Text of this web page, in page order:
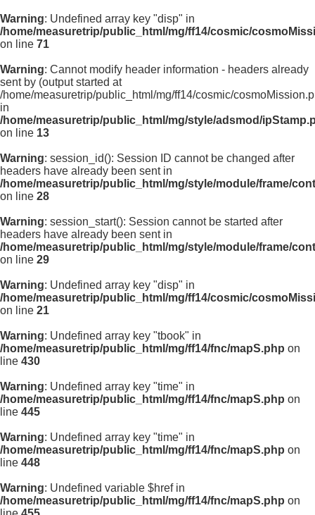
Warning: Undefined array key "disp" in
/home/measuretrip/public_html/mg/ff14/cosmic/
on line 71
Warning: Cannot modify header information - headers already
sent by (output started at
/home/measuretrip/public_html/mg/ff14/cosmic/
in
/home/measuretrip/public_html/mg/style/adsmod/
on line 13
Warning: session_id(): Session ID cannot be changed after
headers have already been sent in
/home/measuretrip/public_html/mg/style/module/frame/
on line 28
Warning: session_start(): Session cannot be started after
headers have already been sent in
/home/measuretrip/public_html/mg/style/module/frame/
on line 29
Warning: Undefined array key "disp" in
/home/measuretrip/public_html/mg/ff14/cosmic/
on line 21
Warning: Undefined array key "tbook" in
/home/measuretrip/public_html/mg/ff14/fnc/mapS.php on
line 430
Warning: Undefined array key "time" in
/home/measuretrip/public_html/mg/ff14/fnc/mapS.php on
line 445
Warning: Undefined array key "time" in
/home/measuretrip/public_html/mg/ff14/fnc/mapS.php on
line 448
Warning: Undefined variable $href in
/home/measuretrip/public_html/mg/ff14/fnc/mapS.php on